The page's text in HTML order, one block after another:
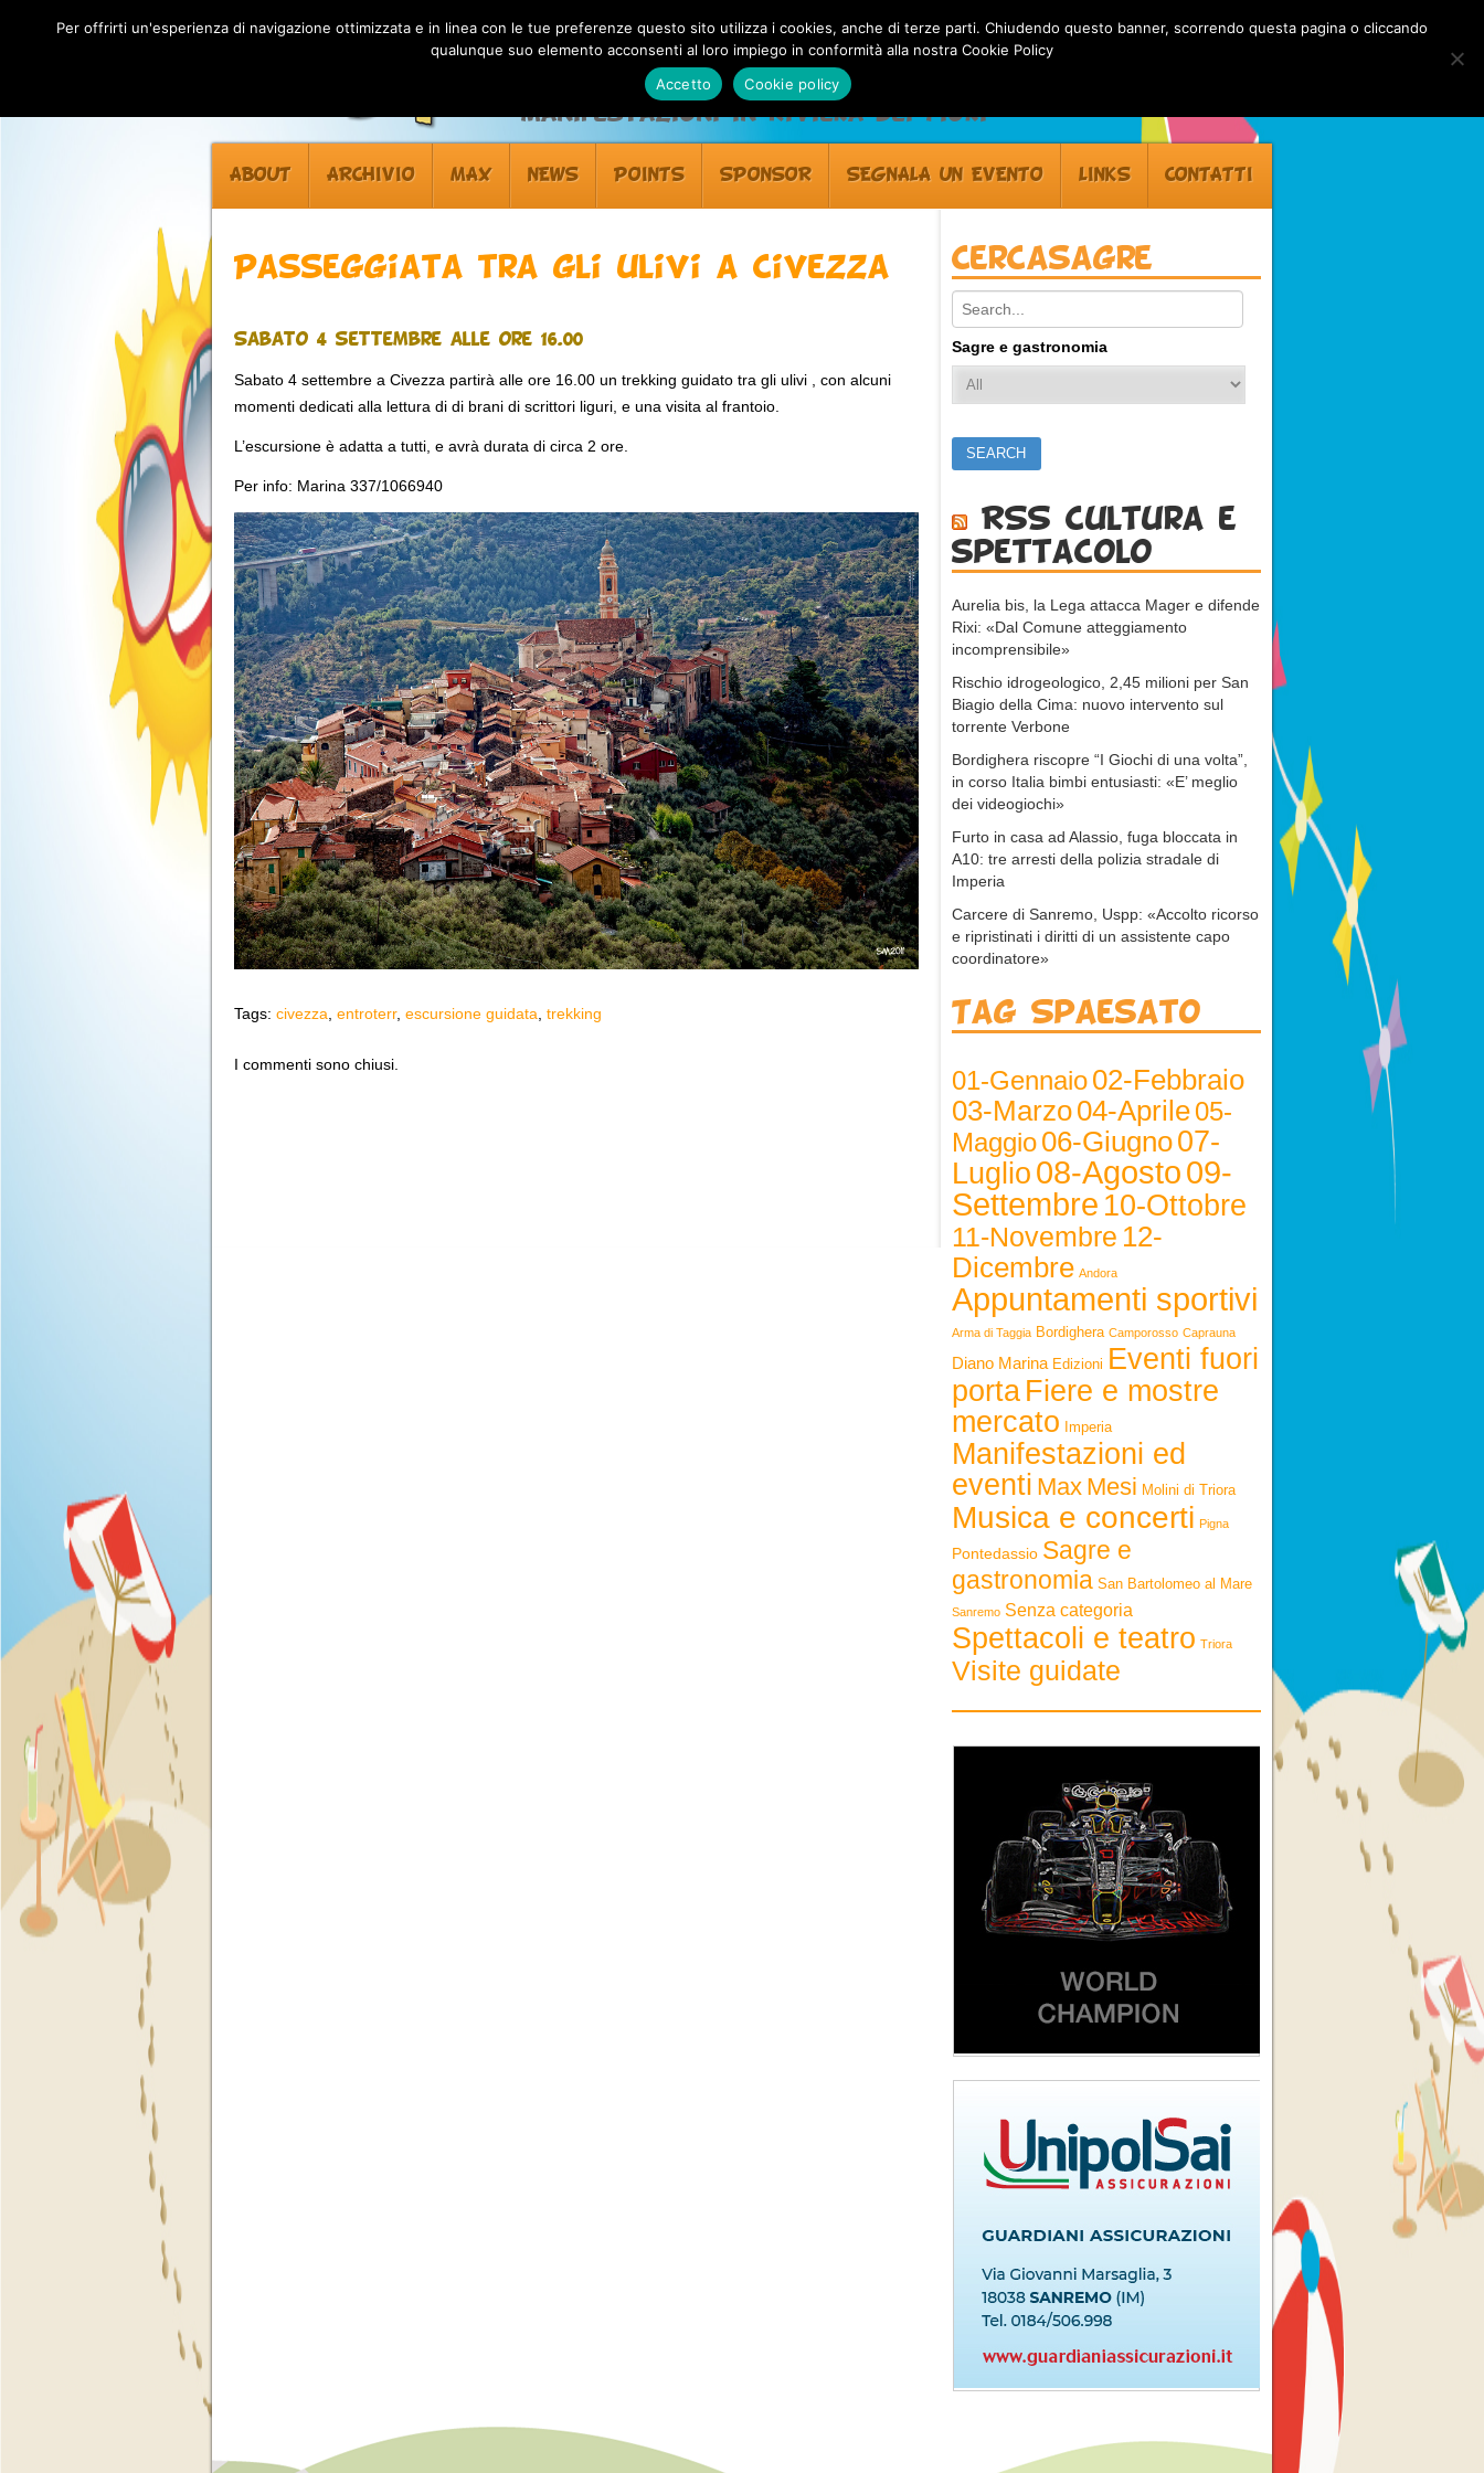
Manifestazioni in Riviera dei Fiori
ABOUT ARCHIVIO MAX NEWS POINTS SPONSOR SEGNALA UN EVENTO LINKS CONTATTI
Passeggiata tra gli ulivi a Civezza
Sabato 4 settembre alle ore 16.00
Sabato 4 settembre a Civezza partirà alle ore 16.00 un trekking guidato tra gli ulivi , con alcuni
momenti dedicati alla lettura di di brani di scrittori liguri, e una visita al frantoio.
L’escursione è adatta a tutti, e avrà durata di circa 2 ore.
Per info: Marina 337/1066940
Tags: civezza entroterr, escursione guidata trekking
I commenti sono chiusi.
Cercasagre
Search:
Sagre e gastronomia
RSS cultura e
spettacolo
Aurelia bis, la Lega attacca Mager e difende
Rixi: «Dal Comune atteggiamento
incomprensibile»
Rischio idrogeologico, 2,45 milioni per San
Biagio della Cima: nuovo intervento sul
torrente Verbone
Bordighera riscopre “I Giochi di una volta”,
in corso Italia bimbi entusiasti: «E’ meglio
dei videogiochi»
Furto in casa ad Alassio, fuga bloccata in
A10: tre arresti della polizia stradale di
Imperia
Carcere di Sanremo, Uspp: «Accolto ricorso
e ripristinati i diritti di un assistente capo
coordinatore»
Tag Spaesato
01-Gennaio02-Febbraio
03-Marzo04-Aprile05-
Maggio06-Giugno07-
Luglio 08-Agosto09-
Settembre 10-Ottobre
11-Novembre 12-
Dicembre Andora
Appuntamenti sportivi
Arma di Taggia Bordighera Camporosso Caprauna
Diano Marina Edizioni Eventi fuori
porta Fiere e mostre
mercato
Imperia
Manifestazioni ed
eventi Max Mesi Molini di Triora
Musica e concerti Pigna
Pontedassio Sagre e
gastronomia San Bartolomeo al Mare
Sanremo Senza categoria
Spettacoli e teatro Triora
Visite guidate
Per offrirti un'esperienza di navigazione ottimizzata e in linea con le tue preferenze questo sito utilizza i cookies, anche di terze parti. Chiudendo questo banner, scorrendo questa pagina o cliccando
qualunque suo elemento acconsenti al loro impiego in conformità alla nostra Cookie Policy
Accetto
Cookie policy